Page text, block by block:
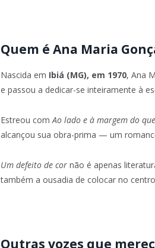
Quem é Ana Maria
Nascida em Ibiá (MG), em 1970, Ana
e passou a dedicar-se inteiramente à
Estreou comAo lado e à margem do
alcançou sua obra-prima — um
Um defeito de cor não é apenas
também a ousadia de colocar no
Outras vozes que